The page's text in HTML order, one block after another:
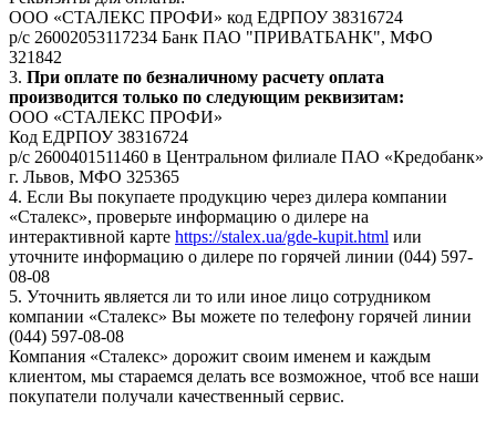
ООО «СТАЛЕКС ПРОФИ» код ЕДРПОУ 38316724
р/с 26002053117234 Банк ПАО "ПРИВАТБАНК", МФО
321842
3. При оплате по безналичному расчету оплата
производится только по следующим реквизитам:
ООО «СТАЛЕКС ПРОФИ»
Код ЕДРПОУ 38316724
р/с 2600401511460 в Центральном филиале ПАО «Кредобанк»
г. Львов, МФО 325365
4. Если Вы покупаете продукцию через дилера компании
«Сталекс», проверьте информацию о дилере на
интерактивной карте https://stalex.ua/gde-kupit.html или
уточните информацию о дилере по горячей линии (044) 597-
08-08
5. Уточнить является ли то или иное лицо сотрудником
компании «Сталекс» Вы можете по телефону горячей линии
(044) 597-08-08
Компания «Сталекс» дорожит своим именем и каждым
клиентом, мы стараемся делать все возможное, чтоб все наши
покупатели получали качественный сервис.